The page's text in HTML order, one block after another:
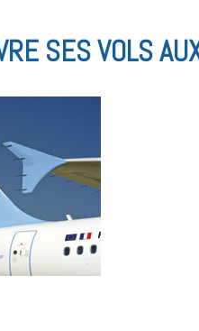
SES VOLS